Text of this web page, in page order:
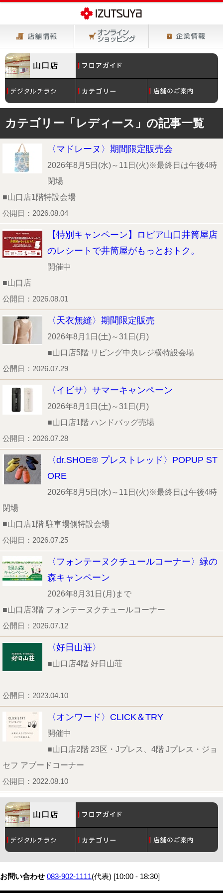
カテゴリー「レディース」の記事一覧
〈マドレーヌ〉期間限定販売会
2026年8月5日(水)～11日(火)※最終日は午後4時
閉場
■山口店1階特設会場
公開日：2026.08.04
【特別キャンペーン】ロピア山口井筒屋店
のレシートで井筒屋がもっとおトク。
開催中
■山口店
公開日：2026.08.01
〈天衣無縫〉期間限定販売
2026年8月1日(土)～31日(月)
■山口店5階 リビング中央レジ横特設会場
公開日：2026.07.29
〈イビサ〉サマーキャンペーン
2026年8月1日(土)～31日(月)
■山口店1階 ハンドバッグ売場
公開日：2026.07.28
〈dr.SHOE® プレストレッド〉POPUP ST
ORE
2026年8月5日(水)～11日(火)※最終日は午後4時
閉場
■山口店1階 駐車場側特設会場
公開日：2026.07.25
〈フォンテーヌクチュールコーナー〉緑の
森キャンペーン
2026年8月31日(月)まで
■山口店3階 フォンテーヌクチュールコーナー
公開日：2026.07.12
〈好日山荘〉
■山口店4階 好日山荘
公開日：2023.04.10
〈オンワード〉CLICK＆TRY
開催中
■山口店2階 23区・Jプレス、4階 Jプレス・ジョ
セフ アブードコーナー
公開日：2022.08.10
コスメ レディース
月間催事スケジュール アクセス・駐車場
お問い合わせ 083-902-1111(代表) [10:00 - 18:30]